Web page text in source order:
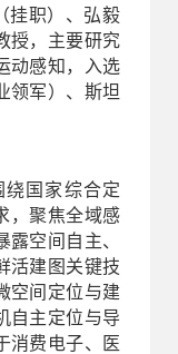
职） 、弘毅
授，主要研究
动感知，入选
领军）、斯坦
绕国家综合定
，聚焦全域感
空间自主、
活建图关键技
空间定位与建
自主定位与导
消费电子、医